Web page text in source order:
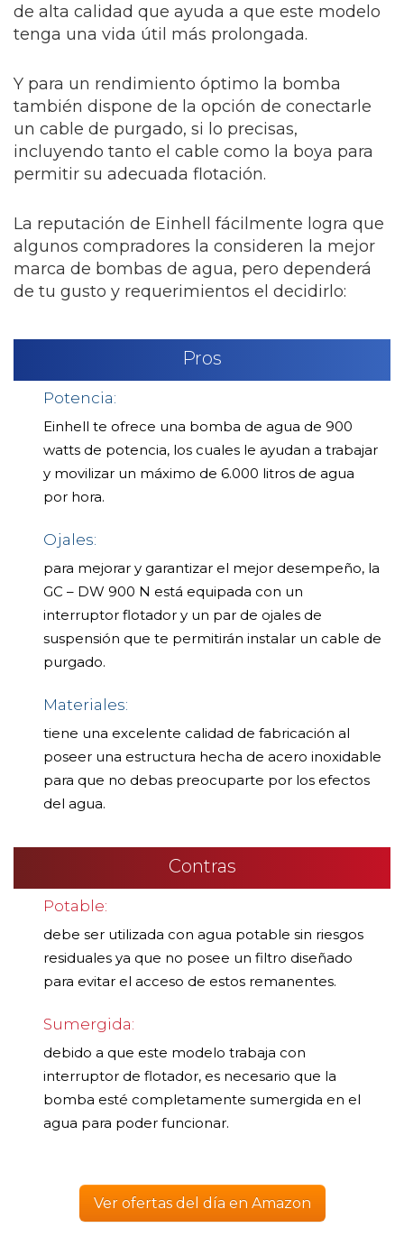
de alta calidad que ayuda a que este modelo
tenga una vida útil más prolongada.
Y para un rendimiento óptimo la bomba
también dispone de la opción de conectarle
un cable de purgado, si lo precisas,
incluyendo tanto el cable como la boya para
permitir su adecuada flotación.
La reputación de Einhell fácilmente logra que
algunos compradores la consideren la mejor
marca de bombas de agua, pero dependerá
de tu gusto y requerimientos el decidirlo:
Pros
Potencia:
Einhell te ofrece una bomba de agua de 900
watts de potencia, los cuales le ayudan a trabajar
y movilizar un máximo de 6.000 litros de agua
por hora.
Ojales:
para mejorar y garantizar el mejor desempeño, la
GC – DW 900 N está equipada con un
interruptor flotador y un par de ojales de
suspensión que te permitirán instalar un cable de
purgado.
Materiales:
tiene una excelente calidad de fabricación al
poseer una estructura hecha de acero inoxidable
para que no debas preocuparte por los efectos
del agua.
Contras
Potable:
debe ser utilizada con agua potable sin riesgos
residuales ya que no posee un filtro diseñado
para evitar el acceso de estos remanentes.
Sumergida:
debido a que este modelo trabaja con
interruptor de flotador, es necesario que la
bomba esté completamente sumergida en el
agua para poder funcionar.
Ver ofertas del día en Amazon